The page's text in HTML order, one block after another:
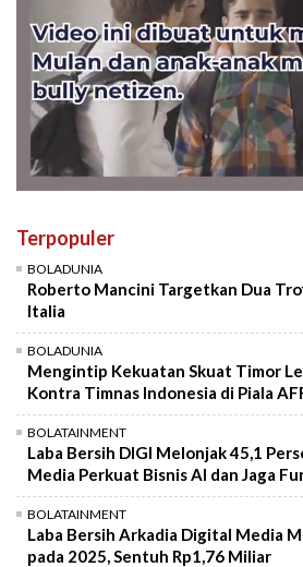
Terpopuler
BOLADUNIA
Roberto Mancini Targetkan Dua
Italia
BOLADUNIA
Mengintip Kekuatan Skuat Timor
Kontra Timnas Indonesia di Piala
BOLATAINMENT
Laba Bersih DIGI Melonjak 45,1
Media Perkuat Bisnis AI dan Jaga
BOLATAINMENT
Laba Bersih Arkadia Digital Media
pada 2025, Sentuh Rp1,76 Miliar